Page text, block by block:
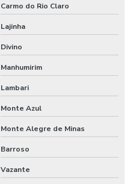
Carmo do Rio Claro
Lajinha
Divino
Manhumirim
Lambari
Monte Azul
Monte Alegre de Minas
Barroso
Vazante